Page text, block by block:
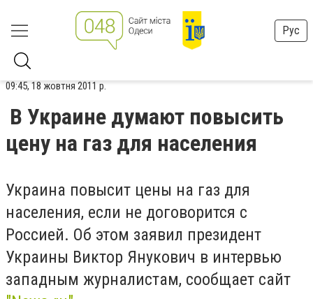
Рус
09:45, 18 жовтня 2011 р.
В Украине думают повысить
цену на газ для населения
Украина повысит цены на газ для
населения, если не договорится с
Россией. Об этом заявил президент
Украины Виктор Янукович в интервью
западным журналистам, сообщает сайт